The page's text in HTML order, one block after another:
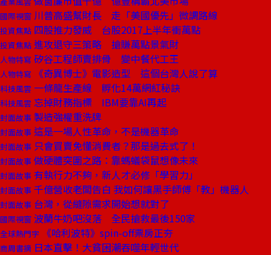
國際視窗 川普高盛幫財長 走「美國優先」微調路線
投資焦點 四股推力發威 台股2017上半年衝萬點
投資焦點 進攻退守三策略 搶賺萬點景氣財
人物特寫 矽谷工程師賣排骨 變中餐代工王
人物特寫 《奇異博士》電影造型 這個台灣人說了算
科技風雲 一條龍生產線 孵化14萬網紅秘訣
科技風雲 忘掉財務指標 IBM要靠AI再起
封面故事 製造強權重洗牌
封面故事 這是一場人性革命，不是機器革命
封面故事 只會買賣免懂消費者？那是過去式了！
封面故事 做硬體突圍之路：靠螞蟻袋鼠想像未來
封面故事 有執行力不夠，新人才必修「學習力」
封面故事 千億營收老闆告白 我如何讓黑手師傅「教」機器人
封面故事 台灣，從縫隙需求開始想就對了
國際視窗 波蘭牛奶吧沒落 全民搶救最後150家
全球熱門字 《哈利波特》spin-off票房正夯
商周書摘 日本直擊！大貧困潮吞噬年輕世代